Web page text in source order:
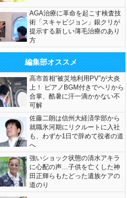
AGA治療に革命を起こす検査技
術「スキャビジョン」銀クリが
提示する新しい薄毛治療のあり
方
編集部オススメ
高市首相“被災地利用PV”が大炎
上！ ピアノBGM付きでヘリから
合掌、酷暑に汗一滴かかない不
可解
佐藤二朗は信州大経済学部から
就職氷河期にリクルートに入社
も、わずか1日で辞めて役者の道
へ
強いショック状態の清水アキラ
に心配の声…子供を亡くした神
田正輝らもたどった遺族ケアの
道のり